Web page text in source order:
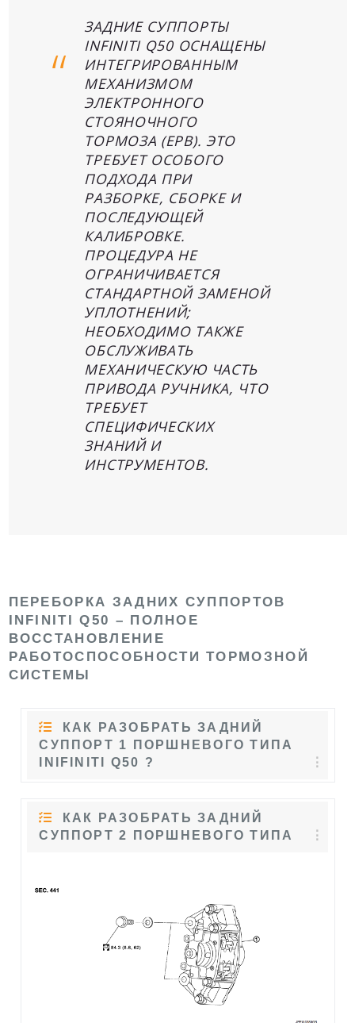
ЗАДНИЕ СУППОРТЫ
INFINITI Q50 ОСНАЩЕНЫ
ИНТЕГРИРОВАННЫМ
МЕХАНИЗМОМ
ЭЛЕКТРОННОГО
СТОЯНОЧНОГО
ТОРМОЗА (EPB). ЭТО
ТРЕБУЕТ ОСОБОГО
ПОДХОДА ПРИ
РАЗБОРКЕ, СБОРКЕ И
ПОСЛЕДУЮЩЕЙ
КАЛИБРОВКЕ.
ПРОЦЕДУРА НЕ
ОГРАНИЧИВАЕТСЯ
СТАНДАРТНОЙ ЗАМЕНОЙ
УПЛОТНЕНИЙ;
НЕОБХОДИМО ТАКЖЕ
ОБСЛУЖИВАТЬ
МЕХАНИЧЕСКУЮ ЧАСТЬ
ПРИВОДА РУЧНИКА, ЧТО
ТРЕБУЕТ
СПЕЦИФИЧЕСКИХ
ЗНАНИЙ И
ИНСТРУМЕНТОВ.
ПЕРЕБОРКА ЗАДНИХ СУППОРТОВ
INFINITI Q50 – ПОЛНОЕ
ВОССТАНОВЛЕНИЕ
РАБОТОСПОСОБНОСТИ ТОРМОЗНОЙ
СИСТЕМЫ
КАК РАЗОБРАТЬ ЗАДНИЙ
СУППОРТ 1 ПОРШНЕВОГО ТИПА
INIFINITI Q50 ?
КАК РАЗОБРАТЬ ЗАДНИЙ
СУППОРТ 2 ПОРШНЕВОГО ТИПА